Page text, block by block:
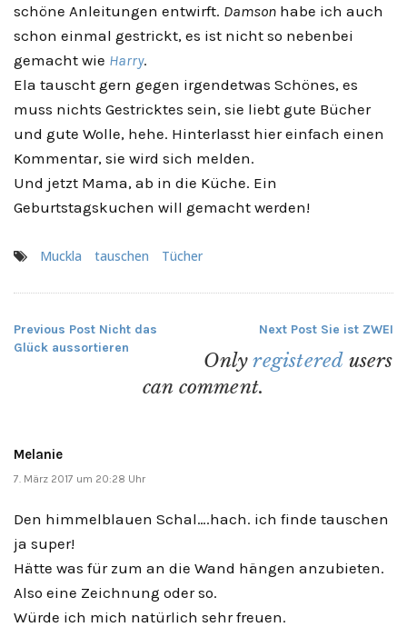
schöne Anleitungen entwirft. Damson habe ich auch
schon einmal gestrickt, es ist nicht so nebenbei
gemacht wie Harry.
Ela tauscht gern gegen irgendetwas Schönes, es
muss nichts Gestricktes sein, sie liebt gute Bücher
und gute Wolle, hehe. Hinterlasst hier einfach einen
Kommentar, sie wird sich melden.
Und jetzt Mama, ab in die Küche. Ein
Geburtstagskuchen will gemacht werden!
Muckla tauschen Tücher
Beitragsnavigation
Previous Post Nicht das
Glück aussortieren
Next Post Sie ist ZWEI
Onlyregistered users
can comment.
Melanie
7. März 2017 um 20:28 Uhr
Den himmelblauen Schal….hach. ich finde tauschen
ja super!
Hätte was für zum an die Wand hängen anzubieten.
Also eine Zeichnung oder so.
Würde ich mich natürlich sehr freuen.